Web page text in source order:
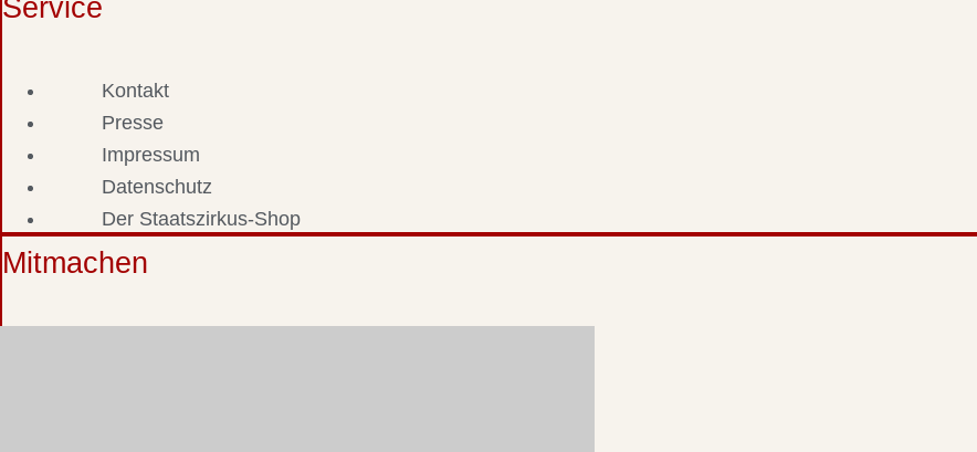
Service
Kontakt
Presse
Impressum
Datenschutz
Der Staatszirkus-Shop
Mitmachen